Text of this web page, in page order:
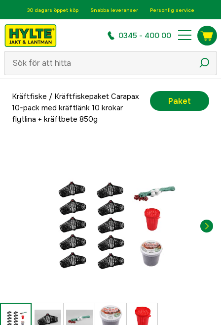
30 dagars öppet köp Snabba leveranser Personlig service
0345 - 400 00
Kräftfiske / Kräftfiskepaket Carapax
10-pack med kräftlänk 10 krokar
flytlina + kräftbete 850g
Paket